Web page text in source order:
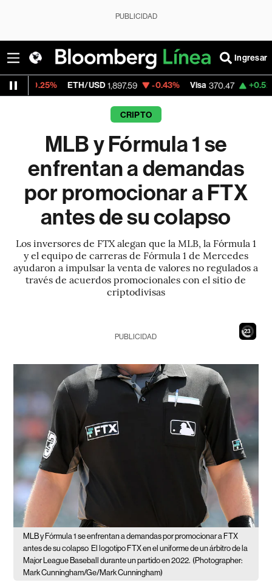
PUBLICIDAD
Ingresar
ETH/USD 1,897.59 -0.43% Visa 370.47 +0.52%
CRIPTO
MLB y Fórmula 1 se
enfrentan a demandas
por promocionar a FTX
antes de su colapso
Los inversores de FTX alegan que la MLB, la Fórmula 1
y el equipo de carreras de Fórmula 1 de Mercedes
ayudaron a impulsar la venta de valores no regulados a
través de acuerdos promocionales con el sitio de
criptodivisas
21
PUBLICIDAD
MLB y Fórmula 1 se enfrentan a demandas por promocionar a FTX
antes de su colapso El logotipo FTX en el uniforme de un árbitro de la
Major League Baseball durante un partido en 2022. (Photographer:
Mark Cunningham/Ge/Mark Cunningham)